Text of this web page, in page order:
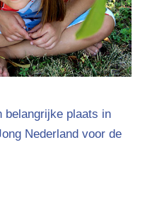
belangrijke plaats in
Nederland voor de